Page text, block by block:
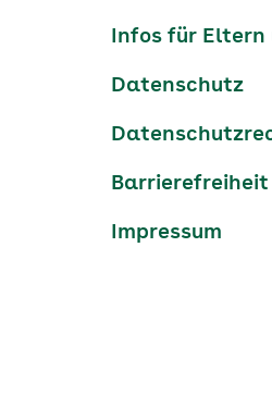
Infos für Eltern
Datenschutz
Barrierefreiheit
Impressum